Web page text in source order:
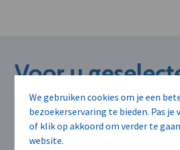
We gebruiken cookies om je een
bezoekerservaring te bieden. Pas je
of klik op akkoord om verder te
website.
Voor u